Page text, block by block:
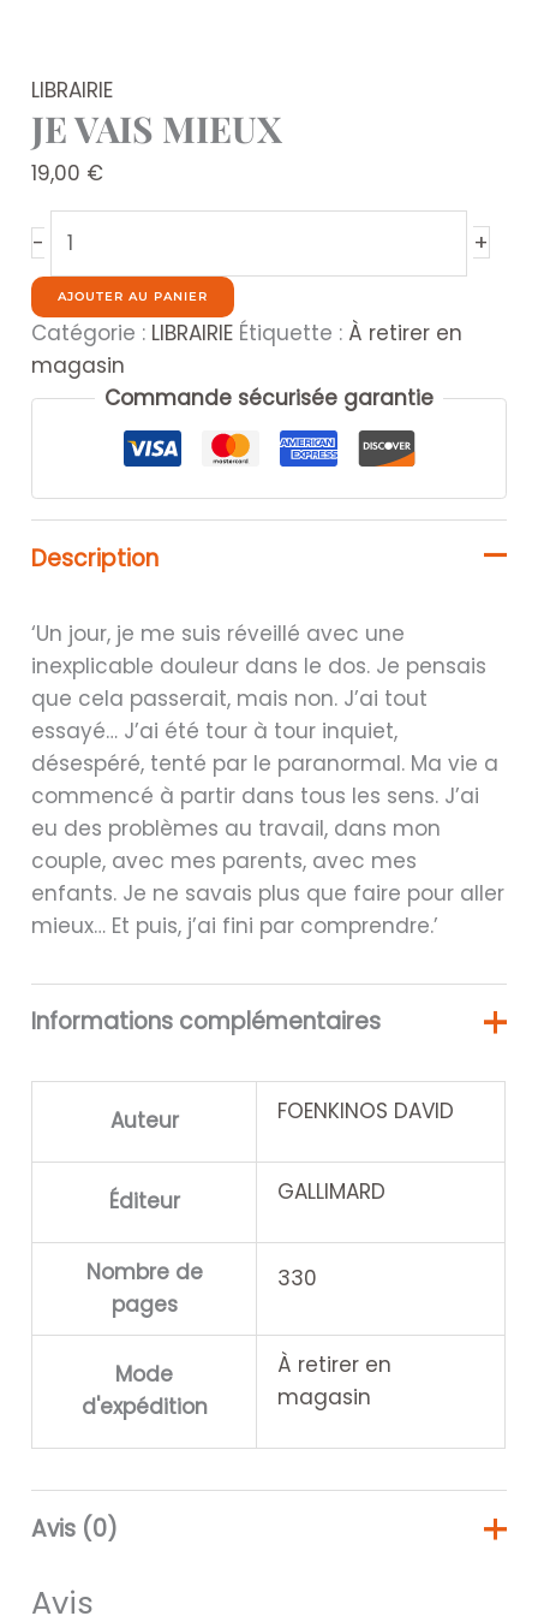
LIBRAIRIE
JE VAIS MIEUX
19,00 €
-
de
JE
VAIS
MIEUX
+
AJOUTER AU PANIER
Catégorie : LIBRAIRIE Étiquette : À retirer en
magasin
Commande sécurisée garantie
Description
‘Un jour, je me suis réveillé avec une
inexplicable douleur dans le dos. Je pensais
que cela passerait, mais non. J’ai tout
essayé… J’ai été tour à tour inquiet,
désespéré, tenté par le paranormal. Ma vie a
commencé à partir dans tous les sens. J’ai
eu des problèmes au travail, dans mon
couple, avec mes parents, avec mes
enfants. Je ne savais plus que faire pour aller
mieux… Et puis, j’ai fini par comprendre.’
Informations complémentaires
Auteur FOENKINOS DAVID
Éditeur GALLIMARD
Nombre de
pages
330
Mode
d'expédition
À retirer en
magasin
Avis (0)
Avis